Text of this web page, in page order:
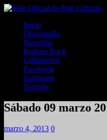
Inicio
Discografía
Biografía
Kultura Rock
Gillmanfest
Facebook
Instagram
Youtube
Sábado 09 marzo
marzo 4, 2013 0